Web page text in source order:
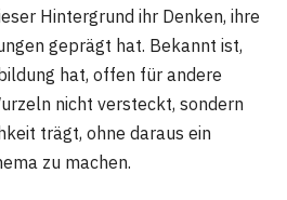
Hintergrund ihr Denken, ihre
geprägt hat. Bekannt ist,
hat, offen für andere
nicht versteckt, sondern
trägt, ohne daraus ein
zu machen.